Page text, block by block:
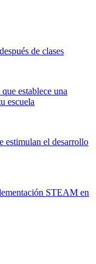
de clases
establece una
escuela
estimulan el desarrollo
STEAM en